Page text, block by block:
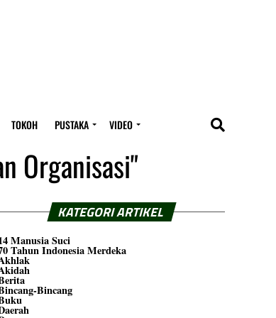
TOKOH PUSTAKA VIDEO
Organisasi"
KATEGORI ARTIKEL
Manusia Suci
Tahun Indonesia Merdeka
Bincang